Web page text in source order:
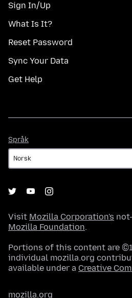
Sign In/Up
What Is It?
Reset Password
Sync Your Data
Get Help
Språk
Visit Mozilla Corporation's
Mozilla Foundation.
Portions of this content are
individual mozilla.org
available under a Creative
mozilla.org